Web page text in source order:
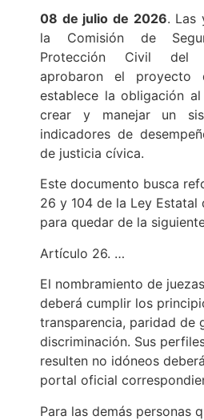
08 de julio de 2026. Las
la Comisión de
Protección Civil del
aprobaron el proyecto
establece la obligación
crear y manejar un
indicadores de
de justicia cívica.
Este documento busca
26 y 104 de la Ley Estatal
para quedar de la
Artículo 26. …
El nombramiento de
deberá cumplir los
transparencia, paridad de
discriminación. Sus
resulten no idóneos
portal oficial
Para las demás personas